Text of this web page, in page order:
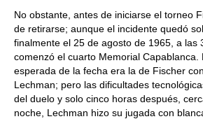
No obstante, antes de iniciarse el torneo
de retirarse; aunque el incidente quedó
finalmente el 25 de agosto de 1965, a las
comenzó el cuarto Memorial Capablanca.
esperada de la fecha era la de Fischer
Lechman; pero las dificultades
del duelo y solo cinco horas después,
noche, Lechman hizo su jugada con